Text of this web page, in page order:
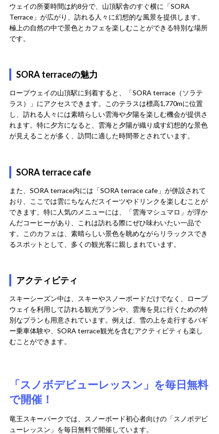
ウェイの所要時間は約8分で、山頂駅舎のすぐ横に「SORA
Terrace」が広がり、訪れる人々に幻想的な風景を提供します。
極上の自然の中で景色とカフェを楽しむことができる特別な場所
です。
SORA terraceの魅力
ロープウェイの山頂駅に到着すると、「SORA terrace（ソラテ
ラス）」にアクセスできます。このテラスは標高1,770mに位置
し、訪れる人々には素晴らしい雲海や夕陽を楽しむ機会が提供さ
れます。特に夕方になると、雲海と夕陽が織り成す幻想的な景色
が見えることが多く、訪問に適した時間帯とされています。
SORA terrace cafe
また、SORA terrace内には「SORA terrace cafe」が併設されて
おり、ここでは雲にちなんだスイーツやドリンクを楽しむことが
できます。特に人気のメニューには、「雲海マシュマロ」が浮か
んだコーヒーがあり、これは訪れる際にぜひ味わいたい一品で
す。このカフェは、素晴らしい景色を眺めながらリラックスでき
るスポットとして、多くの観光客に親しまれています。
アクティビティ
スキーシーズン中は、スキーやスノーボードだけでなく、ロープ
ウェイを利用して訪れる観光プランや、雲海を見に行くための特
別なプランも用意されています。例えば、雪の上を走行するバギ
ー乗車体験や、SORA terrace観光を含むアクティビティも楽し
むことができます。
「スノボデビューレッスン」を毎日無料
で開催！
竜王スキーパークでは、スノーボード初心者向けの「スノボデビ
ューレッスン」を毎日無料で開催しています。